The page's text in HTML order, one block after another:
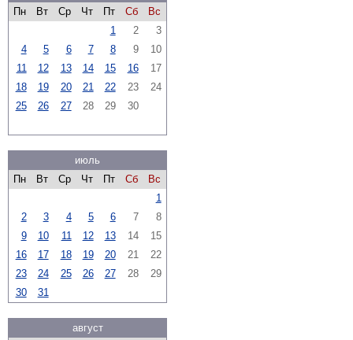
Пн
Вт Ср Чт Пт Сб
Вс
1
2
3
4
5 6 7 8 9
10
11
12 13 14 15 16
17
18
19 20 21 22 23
24
25
26 27 28 29 30
июль
Пн
Вт Ср Чт Пт Сб
Вс
1
2
3 4 5 6 7
8
9
10 11 12 13 14
15
16
17 18 19 20 21
22
23
24 25 26 27 28
29
30
31
август